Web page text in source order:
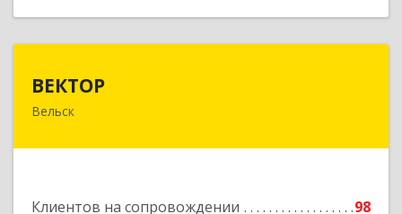
ВЕКТОР
Вельск
Клиентов на сопровождении
98